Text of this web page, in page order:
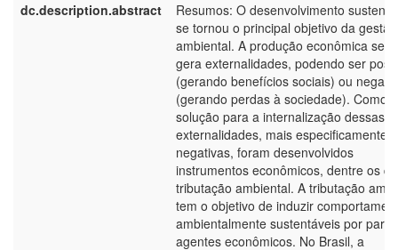
dc.description.abstract
Resumos: O desenvolvimento
se tornou o principal objetivo da gestão
ambiental. A produção econômica
gera externalidades, podendo ser
(gerando benefícios sociais) ou
(gerando perdas à sociedade). Como
solução para a internalização dessas
externalidades, mais especificamente
negativas, foram desenvolvidos
instrumentos econômicos, dentre os
tributação ambiental. A tributação
tem o objetivo de induzir
ambientalmente sustentáveis por
agentes econômicos. No Brasil, a